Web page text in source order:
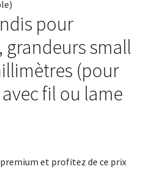
pour
grandeurs small
(pour
fil ou lame
et profitez de ce prix